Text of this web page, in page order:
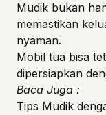
Mudik bukan
memastikan
nyaman.
Mobil tua bisa
dipersiapkan
Baca Juga :
Tips Mudik